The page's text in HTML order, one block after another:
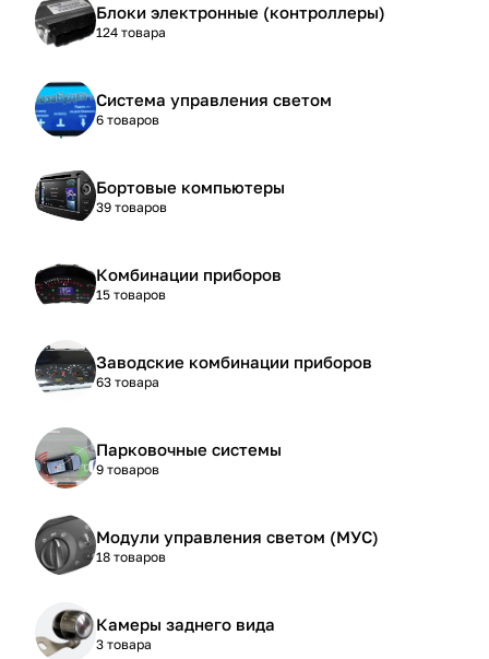
Блоки электронные (контроллеры)
124 товара
Система управления светом
6 товаров
Бортовые компьютеры
39 товаров
Комбинации приборов
15 товаров
Заводские комбинации приборов
63 товара
Парковочные системы
9 товаров
Модули управления светом (МУС)
18 товаров
Камеры заднего вида
3 товара